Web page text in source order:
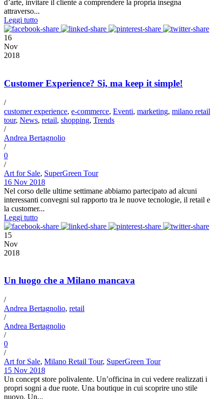
d’arte, invitare il cliente a comprendere la propria insegna
attraverso...
Leggi tutto
16
Nov
2018
Customer Experience? Si, ma keep it simple!
/
customer experience, e-commerce, Eventi, marketing, milano retail
tour, News, retail, shopping, Trends
/
Andrea Bertagnolio
/
0
/
Art for Sale, SuperGreen Tour
16 Nov 2018
Nel corso delle ultime settimane abbiamo partecipato ad alcuni
interessanti convegni sul rapporto tra le nuove tecnologie, il retail e
la customer...
Leggi tutto
15
Nov
2018
Un luogo che a Milano mancava
/
Andrea Bertagnolio, retail
/
Andrea Bertagnolio
/
0
/
Art for Sale, Milano Retail Tour, SuperGreen Tour
15 Nov 2018
Un concept store polivalente. Un’officina in cui vedere realizzati i
propri sogni a due ruote. Una boutique in cui scoprire uno stile
nuovo. Un...